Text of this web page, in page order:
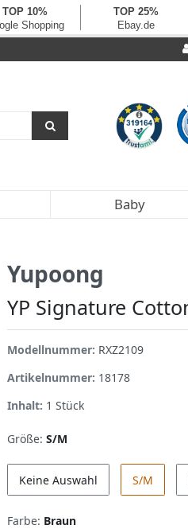
Baby
Yupoong
YP Signature
Modellnummer: RXZ2109
Artikelnummer: 18178
Inhalt: 1 Stück
Größe: S/M
Keine Auswahl S/M
Farbe: Braun